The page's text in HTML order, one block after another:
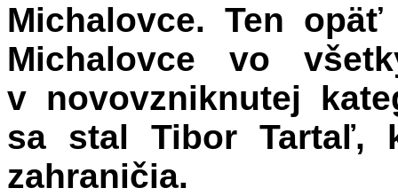
Michalovce. Ten
Michalovce vo
v novovzniknutej
sa stal Tibor Tartaľ,
zahraničia.